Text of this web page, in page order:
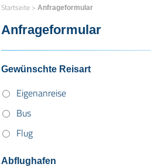
Startseite > Anfrageformular
Anfrageformular
Gewünschte Reisart
Eigenanreise
Bus
Flug
Abflughafen